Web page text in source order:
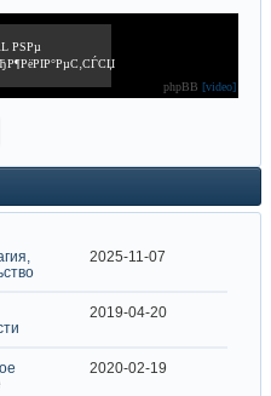
РЅРµ
phpBB[video]
2025-11-07
2019-04-20
2020-02-19